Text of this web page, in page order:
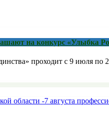
на конкурс «Улыбка
проходит с 9 июля по